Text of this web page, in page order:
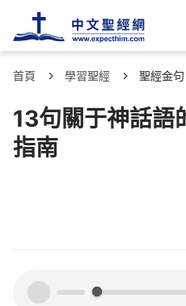
首頁 學習聖經 聖經金句
13句關于神話語
指南
00:00